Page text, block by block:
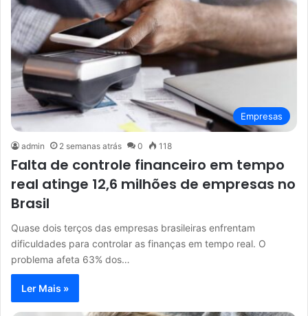
Empresas
admin 2 semanas atrás 0 118
Falta de controle financeiro em tempo
real atinge 12,6 milhões de empresas no
Brasil
Quase dois terços das empresas brasileiras enfrentam
dificuldades para controlar as finanças em tempo real. O
problema afeta 63% dos…
Ler Mais »